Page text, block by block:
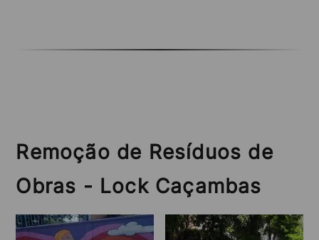
Remoção de Resíduos de
Obras - Lock Caçambas